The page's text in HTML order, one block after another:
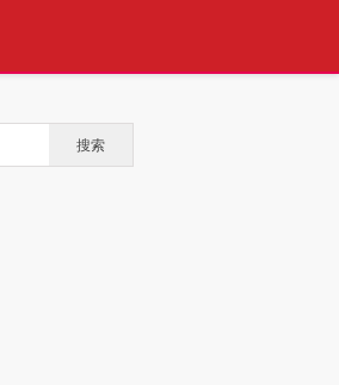
搜索